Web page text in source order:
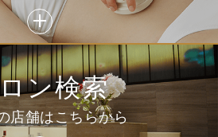
足やせ）
ン検索
店舗はこちらから